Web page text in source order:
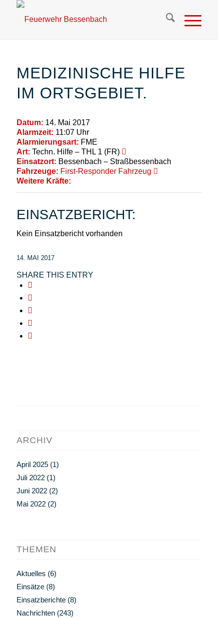
MEDIZINISCHE HILFE
IM ORTSGEBIET.
Datum: 14. Mai 2017
Alarmzeit: 11:07 Uhr
Alarmierungsart: FME
Art: Techn. Hilfe – THL 1 (FR)
Einsatzort: Bessenbach – Straßbessenbach
Fahrzeuge: First-Responder Fahrzeug
Weitere Kräfte:
EINSATZBERICHT:
Kein Einsatzbericht vorhanden
14. MAI 2017
SHARE THIS ENTRY
ARCHIV
April 2025(1)
Juli 2022(1)
Juni 2022(2)
Mai 2022(2)
THEMEN
Aktuelles (6)
Einsätze(8)
Einsatzberichte(8)
Nachrichten(243)